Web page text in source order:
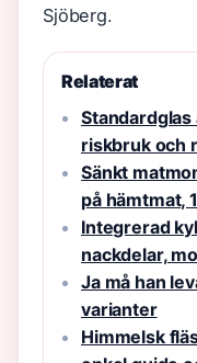
Sjöberg.
Relaterat
Standardglas
riskbruk och
Sänkt
på hämtmat,
Integrerad
nackdelar,
Ja må han
varianter
Himmelsk